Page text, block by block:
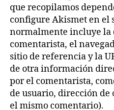
que recopilamos
configure Akismet en el
normalmente incluye la
comentarista, el
sitio de referencia y la
de otra información
por el comentarista,
de usuario, dirección
el mismo comentario).